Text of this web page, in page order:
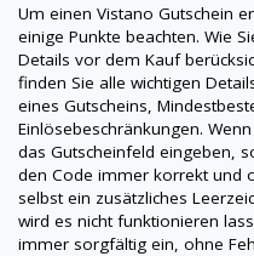
Um einen Vistano Gutschein
einige Punkte beachten. Wie
Details vor dem Kauf
finden Sie alle wichtigen
eines Gutscheins,
Einlösebeschränkungen.
das Gutscheinfeld eingeben,
den Code immer korrekt und
selbst ein zusätzliches
wird es nicht funktionieren
immer sorgfältig ein, ohne